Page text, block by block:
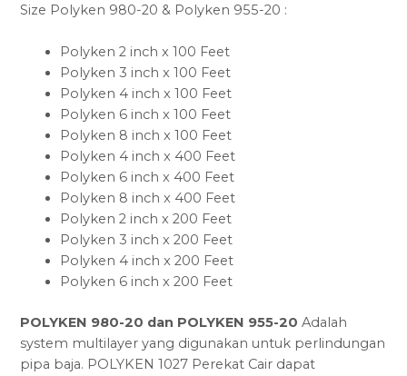
Size Polyken 980-20 & Polyken 955-20 :
Polyken 2 inch x 100 Feet
Polyken 3 inch x 100 Feet
Polyken 4 inch x 100 Feet
Polyken 6 inch x 100 Feet
Polyken 8 inch x 100 Feet
Polyken 4 inch x 400 Feet
Polyken 6 inch x 400 Feet
Polyken 8 inch x 400 Feet
Polyken 2 inch x 200 Feet
Polyken 3 inch x 200 Feet
Polyken 4 inch x 200 Feet
Polyken 6 inch x 200 Feet
POLYKEN 980-20 dan POLYKEN 955-20 Adalah
system multilayer yang digunakan untuk perlindungan
pipa baja. POLYKEN 1027 Perekat Cair dapat